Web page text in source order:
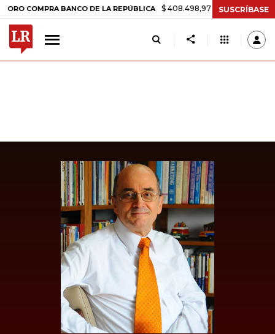
BANCO DE LA REPÚBLICA $ 408.498,97 +$ 8.753,81 +2,19%
SUSCRÍBASE